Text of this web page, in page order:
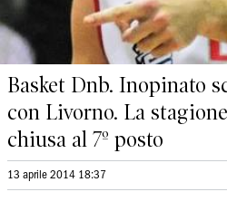
Basket Dnb. Inopinato
con Livorno. La
chiusa al 7º posto
13 aprile 2014 18:37